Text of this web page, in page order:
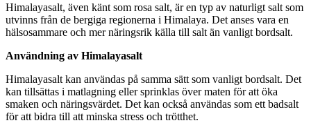
Himalayasalt, även känt som rosa salt, är en typ av naturligt salt som
utvinns från de bergiga regionerna i Himalaya. Det anses vara en
hälsosammare och mer näringsrik källa till salt än vanligt bordsalt.
Användning av Himalayasalt
Himalayasalt kan användas på samma sätt som vanligt bordsalt. Det
kan tillsättas i matlagning eller sprinklas över maten för att öka
smaken och näringsvärdet. Det kan också användas som ett badsalt
för att bidra till att minska stress och trötthet.